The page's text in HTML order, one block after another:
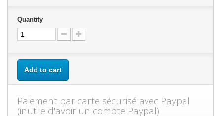
Quantity
Add to cart
Paiement par carte sécurisé avec Paypal
(inutile d'avoir un compte Paypal)